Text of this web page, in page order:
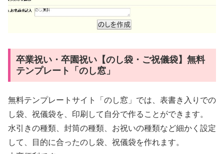
卒業祝い・卒園祝い【のし袋・ご祝儀袋】無料
テンプレート「のし窓」
無料テンプレートサイト「のし窓」では、表書き入りでの
し袋、祝儀袋を、印刷して自分で作ることができます。
水引きの種類、封筒の種類、お祝いの種類など細かく設定
して、目的に合ったのし袋、祝儀袋を作れます。